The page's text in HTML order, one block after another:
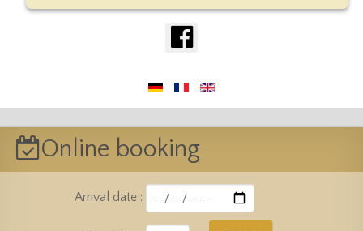
Online booking
Arrival date :